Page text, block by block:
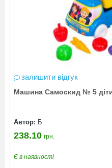
залишити відгук
Машина Самоскид № 5
Автор: Б
238.10 грн.
Є в наявності